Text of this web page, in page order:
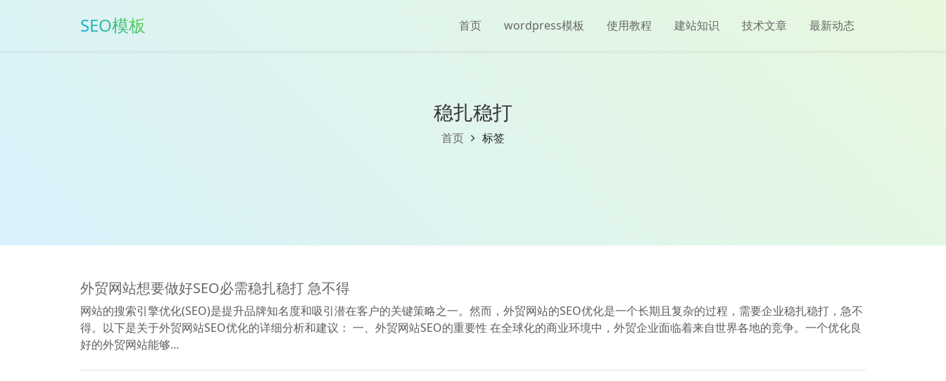
SEO模板 首页 wordpress模板 使用教程 建站知识 技术文章 最新动态
稳扎稳打
首页 标签
外贸网站想要做好SEO必需稳扎稳打 急不得
网站的搜索引擎优化(SEO)是提升品牌知名度和吸引潜在客户的关键策略之一。然而，外贸网站的SEO优化是一个长期且复杂的过程，需要企业稳扎稳打，急不
得。以下是关于外贸网站SEO优化的详细分析和建议： 一、外贸网站SEO的重要性 在全球化的商业环境中，外贸企业面临着来自世界各地的竞争。一个优化良
好的外贸网站能够…